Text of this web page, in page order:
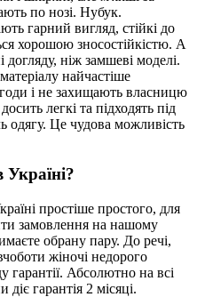
по нозі. Нубук.
гарний вигляд, стійкі до
хорошою зносостійкістю. А
ніж замшеві моделі.
найчастіше
і не захищають власницю
легкі та підходять під
одягу. Це чудова можливість
Україні?
простіше простого, для
замовлення на нашому
обрану пару. До речі,
жіночі недорого
Абсолютно на всі
діє гарантія 2 місяці.